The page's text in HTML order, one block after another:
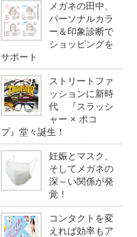
メガネの田中、
パーソナルカラ
ー＆印象診断で
ショッピングを
サポート
ストリートファ
ッションに新時
代 『スラッシ
ャー × ポコ
プ』堂々誕生！
妊娠とマスク、
そしてメガネの
深～い関係が発
覚！
コンタクトを変
えれば効率もア